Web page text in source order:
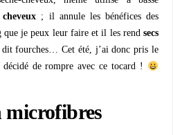
; il annule les bénéfices des
que je peux leur faire et il les rend secs
fourches… Cet été, j’ai donc pris le
de rompre avec ce tocard !
microfibres